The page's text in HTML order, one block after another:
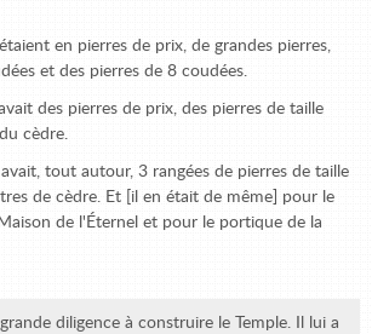
en pierres de prix, de grandes pierres,
et des pierres de 8 coudées.
des pierres de prix, des pierres de taille
cèdre.
tout autour, 3 rangées de pierres de taille
de cèdre. Et [il en était de même] pour le
de l'Éternel et pour le portique de la
diligence à construire le Temple. Il lui a